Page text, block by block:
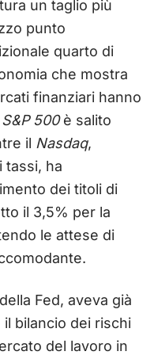
un taglio più
punto
quarto di
che mostra
finanziari hanno
S&P 500è salito
il Nasdaq,
tassi, ha
dei titoli di
il 3,5% per la
le attese di
Fed, aveva già
bilancio dei rischi
del lavoro in